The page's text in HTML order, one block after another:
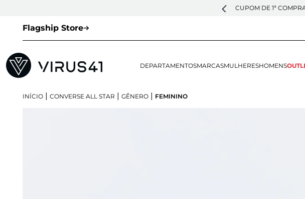
CUPOM DE 1ª
Flagship Store
DEPARTAMENTOSMARCASMULHERESHOMENS
INÍCIO | CONVERSE ALL STAR | GÊNERO | FEMININO